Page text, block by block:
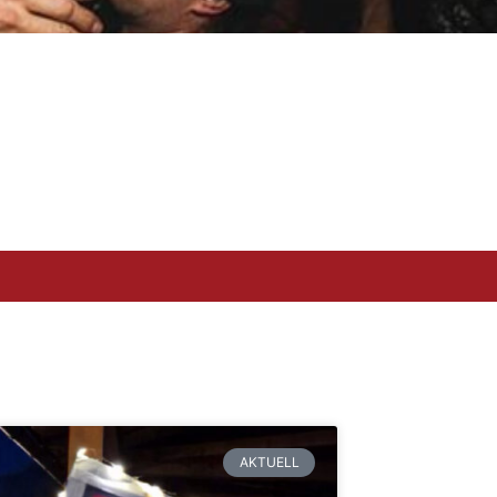
AKTUELL